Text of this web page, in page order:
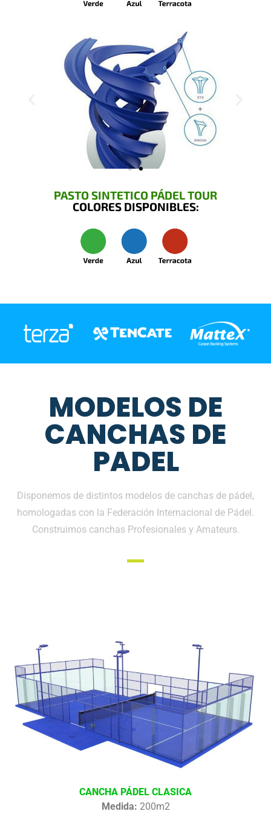
PASTO SINTETICO PÁDEL TOUR
COLORES DISPONIBLES:
MODELOS DE
CANCHAS DE
PADEL
Disponemos de distintos modelos de canchas de pádel,
homologadas con la Federación Internacional de Pádel.
Construimos canchas Profesionales y Amateurs.
CANCHA PÁDEL CLASICA
Medida: 200m2